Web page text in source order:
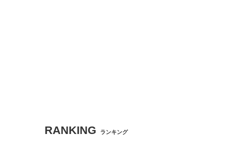
RANKING ランキング